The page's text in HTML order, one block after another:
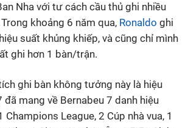
tử
Nha với tư cách cầu thủ ghi nhiều
khoảng 6 năm qua, Ronaldo ghi
suất khủng khiếp, và cũng chỉ mình
ghi hơn 1 bàn/trận.
ghi bàn không tưởng này là hiệu
đã mang về Bernabeu 7 danh hiệu
Champions League, 2 Cúp nhà vua, 1